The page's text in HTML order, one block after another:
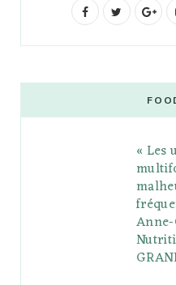
F
b
t
G
g
l
e
P
l
s
« Les